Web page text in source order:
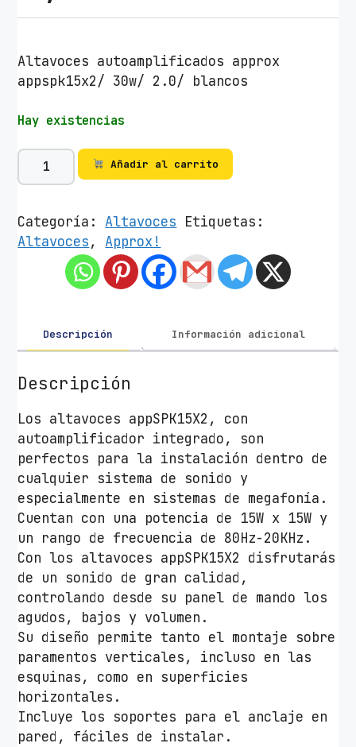
Altavoces autoamplificados approx
appspk15x2/ 30w/ 2.0/ blancos
Hay existencias
A
l
a
v
u
t
a
m
p
l
i
f
i
c
a
d
o
s
A
p
p
r
o
Añadir al carrito
Categoría: Altavoces Etiquetas:
Altavoces, Approx!
Descripción Información adicional
Descripción
Los altavoces appSPK15X2, con
autoamplificador integrado, son
perfectos para la instalación dentro de
cualquier sistema de sonido y
especialmente en sistemas de megafonía.
Cuentan con una potencia de 15W x 15W y
un rango de frecuencia de 80Hz-20KHz.
Con los altavoces appSPK15X2 disfrutarás
de un sonido de gran calidad,
controlando desde su panel de mando los
agudos, bajos y volumen.
Su diseño permite tanto el montaje sobre
paramentos verticales, incluso en las
esquinas, como en superficies
horizontales.
Incluye los soportes para el anclaje en
pared, fáciles de instalar.